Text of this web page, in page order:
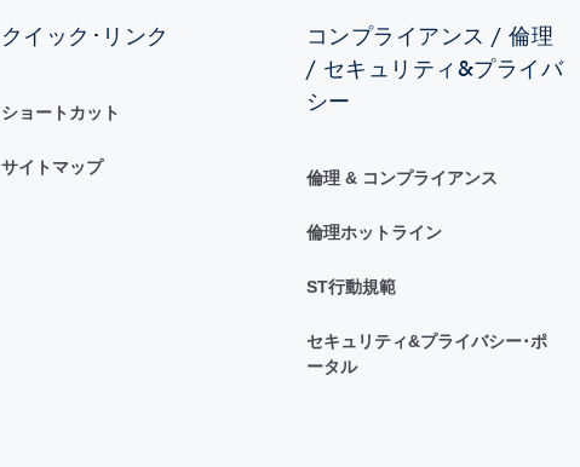
クイック･リンク
ショートカット
サイトマップ
コンプライアンス / 倫理
/ セキュリティ&プライバ
シー
倫理 & コンプライアンス
倫理ホットライン
ST行動規範
セキュリティ&プライバシー･ポ
ータル